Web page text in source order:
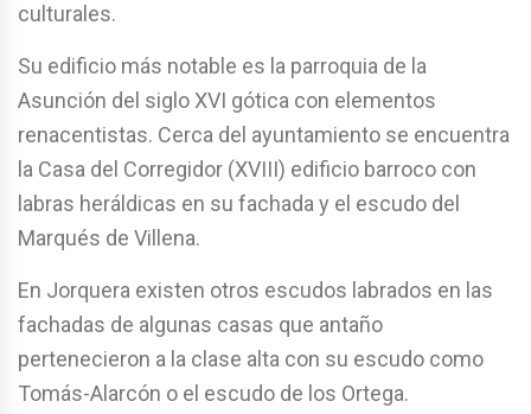
culturales.
Su edificio más notable es la parroquia de la
Asunción del siglo XVI gótica con elementos
renacentistas. Cerca del ayuntamiento se encuentra
la Casa del Corregidor (XVIII) edificio barroco con
labras heráldicas en su fachada y el escudo del
Marqués de Villena.
En Jorquera existen otros escudos labrados en las
fachadas de algunas casas que antaño
pertenecieron a la clase alta con su escudo como
Tomás-Alarcón o el escudo de los Ortega.